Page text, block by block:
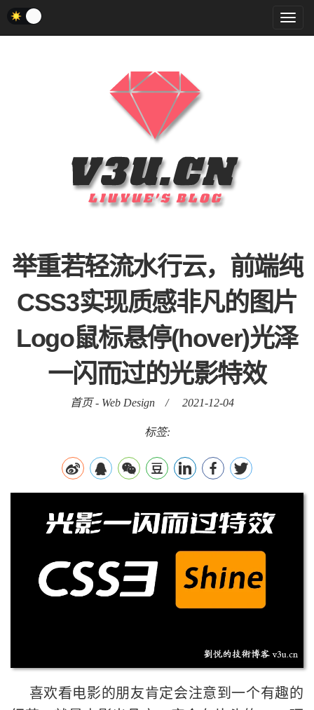
菜
单
举重若轻流水行云，前端纯
CSS3实现质感非凡的图片
Logo鼠标悬停(hover)光泽
一闪而过的光影特效
首页- Web Design / 2021-12-04
标签:
喜欢看电影的朋友肯定会注意到一个有趣的